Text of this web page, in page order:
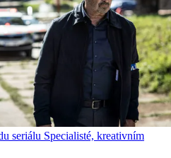
seriálu Specialisté, kreativním